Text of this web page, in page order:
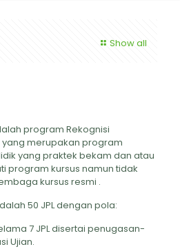
Show all
program Rekognisi
merupakan program
yang praktek bekam dan atau
program kursus namun tidak
kursus resmi .
50 JPL dengan pola:
7 JPL disertai penugasan-
Ujian.